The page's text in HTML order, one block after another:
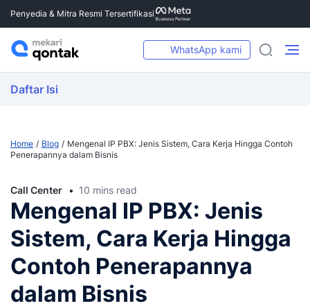
Penyedia & Mitra Resmi Tersertifikasi
WhatsApp kami
Daftar Isi
Home Blog
Mengenal IP PBX: Jenis Sistem, Cara Kerja Hingga Contoh
Penerapannya dalam Bisnis
Call Center 10 mins read
Mengenal IP PBX: Jenis
Sistem, Cara Kerja Hingga
Contoh Penerapannya
dalam Bisnis